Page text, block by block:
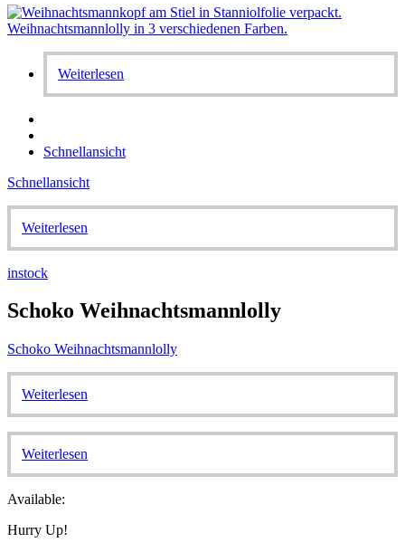
Weiterlesen
Schnellansicht
Schnellansicht
Weiterlesen
instock
Schoko Weihnachtsmannlolly
Schoko Weihnachtsmannlolly
Weiterlesen
Weiterlesen
Available:
Hurry Up!